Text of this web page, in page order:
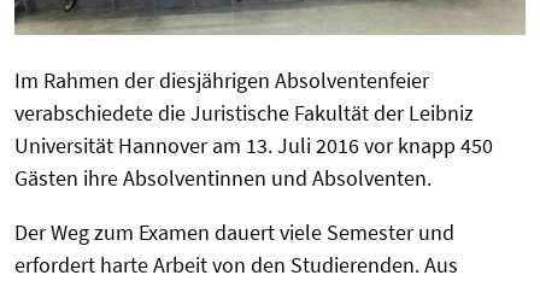
Im Rahmen der diesjährigen Absolventenfeier
verabschiedete die Juristische Fakultät der Leibniz
Universität Hannover am 13. Juli 2016 vor knapp 450
Gästen ihre Absolventinnen und Absolventen.
Der Weg zum Examen dauert viele Semester und
erfordert harte Arbeit von den Studierenden. Aus